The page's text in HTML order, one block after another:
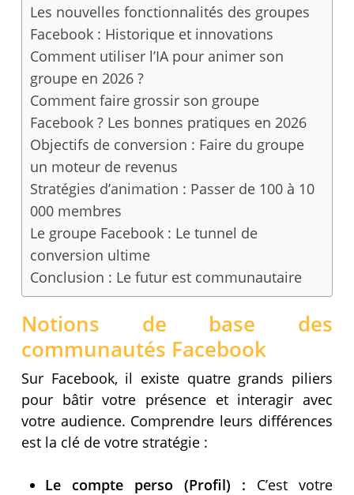
Les nouvelles fonctionnalités des groupes
Facebook : Historique et innovations
Comment utiliser l’IA pour animer son
groupe en 2026 ?
Comment faire grossir son groupe
Facebook ? Les bonnes pratiques en 2026
Objectifs de conversion : Faire du groupe
un moteur de revenus
Stratégies d’animation : Passer de 100 à 10
000 membres
Le groupe Facebook : Le tunnel de
conversion ultime
Conclusion : Le futur est communautaire
Notions de base des
communautés Facebook
Sur Facebook, il existe quatre grands piliers
pour bâtir votre présence et interagir avec
votre audience. Comprendre leurs différences
est la clé de votre stratégie :
Le compte perso (Profil) : C’est votre